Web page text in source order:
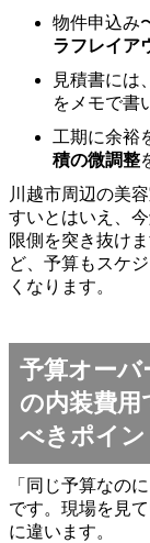
物件申込み
ラフレイア
見積書には、
をメモで書
工期に余裕
積の微調整
川越市周辺の美
すいとはいえ、
限側を突き抜け
ど、予算もスケ
くなります。
予算オーバ
の内装費
べきポイン
「同じ予算なの
です。現場を見て
に違います。